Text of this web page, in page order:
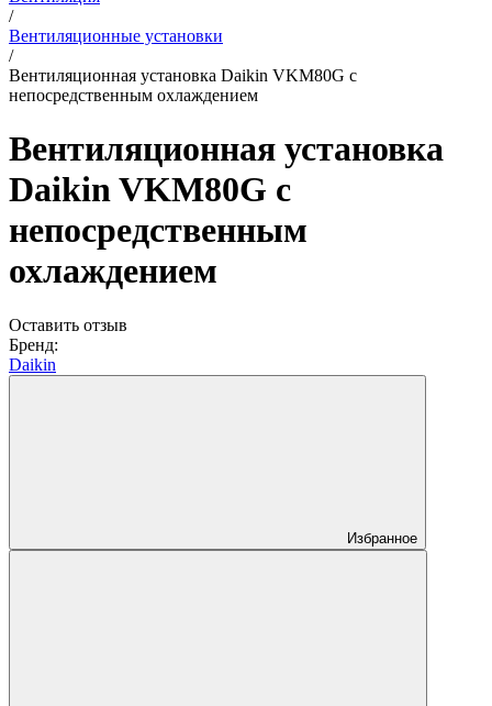
/
Вентиляционные установки
/
Вентиляционная установка Daikin VKM80G с
непосредственным охлаждением
Вентиляционная установка
Daikin VKM80G с
непосредственным
охлаждением
Оставить отзыв
Бренд:
Daikin
Избранное